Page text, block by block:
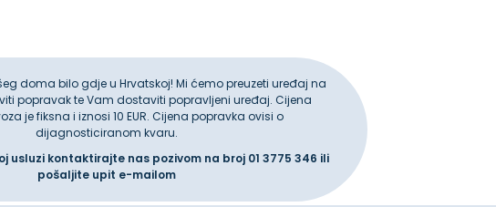
doma bilo gdje u Hrvatskoj! Mi ćemo preuzeti uređaj na
popravak te Vam dostaviti popravljeni uređaj. Cijena
je fiksna i iznosi 10 EUR. Cijena popravka ovisi o
dijagnosticiranom kvaru.
usluzi kontaktirajte nas pozivom na broj 01 3775 346 ili
pošaljite upit e-mailom